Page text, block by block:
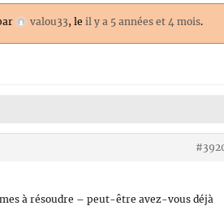
valou33, leil y a 5 années et 4 mois.
à résoudre – peut-être avez-vous déjà